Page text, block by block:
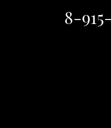
8-